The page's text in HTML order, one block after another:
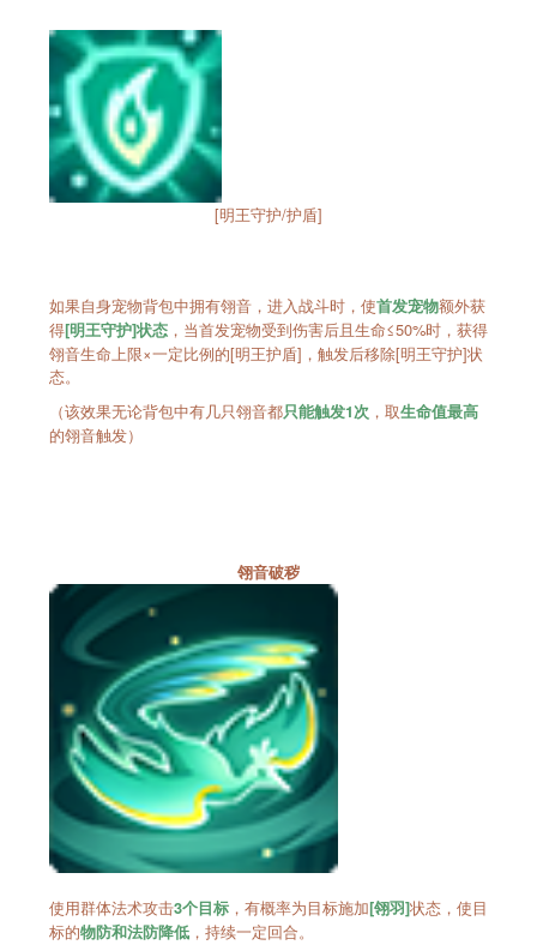
[明王守护/护盾]
如果自身宠物背包中拥有翎音，进入战斗时，使首发宠物额外获
得[明王守护]状态，当首发宠物受到伤害后且生命≤50%时，获得
翎音生命上限×一定比例的[明王护盾]，触发后移除[明王守护]状
态。
（该效果无论背包中有几只翎音都只能触发1次，取生命值最高
的翎音触发）
翎音破秽
使用群体法术攻击3个目标，有概率为目标施加[翎羽]状态，使目
标的物防和法防降低，持续一定回合。